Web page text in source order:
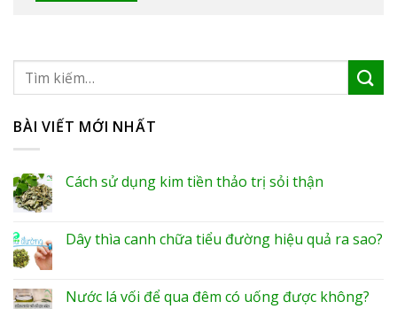
BÀI VIẾT MỚI NHẤT
Cách sử dụng kim tiền thảo trị sỏi thận
Dây thìa canh chữa tiểu đường hiệu quả ra sao?
Nước lá vối để qua đêm có uống được không?